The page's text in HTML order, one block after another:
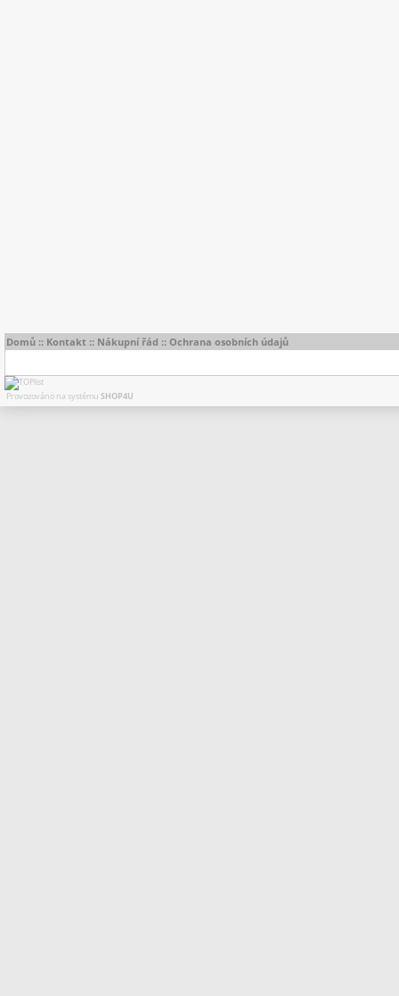
Domů :: Kontakt :: Nákupní řád :: Ochrana osobních údajů
Provozováno na systému SHOP4U